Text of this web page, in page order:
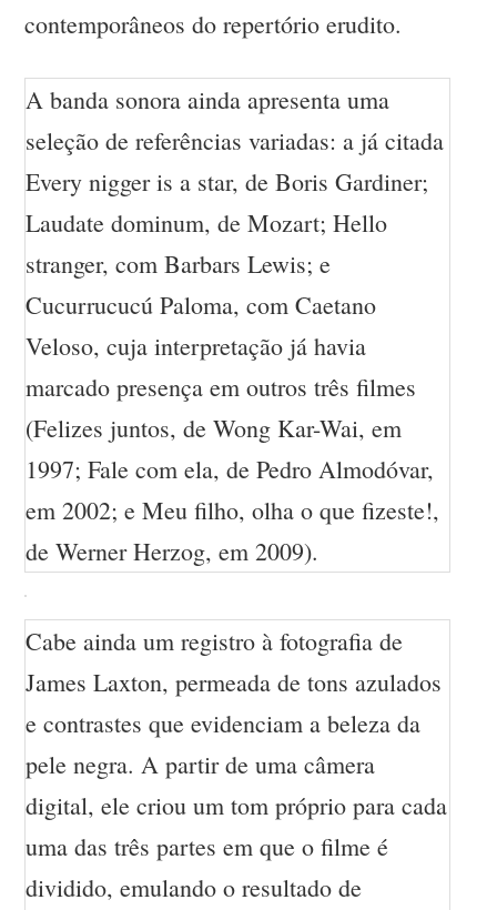
contemporâneos do repertório erudito.
A banda sonora ainda apresenta uma
seleção de referências variadas: a já citada
Every nigger is a star, de Boris Gardiner;
Laudate dominum, de Mozart; Hello
stranger, com Barbars Lewis; e
Cucurrucucú Paloma, com Caetano
Veloso, cuja interpretação já havia
marcado presença em outros três filmes
(Felizes juntos, de Wong Kar-Wai, em
1997; Fale com ela, de Pedro Almodóvar,
em 2002; e Meu filho, olha o que fizeste!,
de Werner Herzog, em 2009).
Cabe ainda um registro à fotografia de
James Laxton, permeada de tons azulados
e contrastes que evidenciam a beleza da
pele negra. A partir de uma câmera
digital, ele criou um tom próprio para cada
uma das três partes em que o filme é
dividido, emulando o resultado de